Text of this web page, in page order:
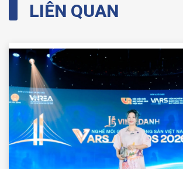
LIÊN QUAN